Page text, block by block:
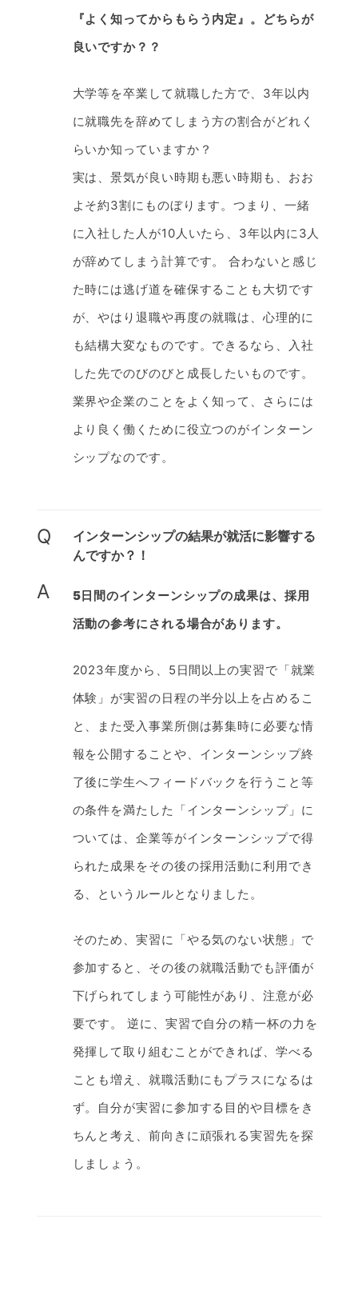
『よく知ってからもらう内定』。どちらが
良いですか？？
大学等を卒業して就職した方で、3年以内
に就職先を辞めてしまう方の割合がどれく
らいか知っていますか？
実は、景気が良い時期も悪い時期も、おお
よそ約3割にものぼります。つまり、一緒
に入社した人が10人いたら、3年以内に3人
が辞めてしまう計算です。 合わないと感じ
た時には逃げ道を確保することも大切です
が、やはり退職や再度の就職は、心理的に
も結構大変なものです。できるなら、入社
した先でのびのびと成長したいものです。
業界や企業のことをよく知って、さらには
より良く働くために役立つのがインターン
シップなのです。
Q
インターンシップの結果が就活に影響する
んですか？！
A
5日間のインターンシップの成果は、採用
活動の参考にされる場合があります。
2023年度から、5日間以上の実習で「就業
体験」が実習の日程の半分以上を占めるこ
と、また受入事業所側は募集時に必要な情
報を公開することや、インターンシップ終
了後に学生へフィードバックを行うこと等
の条件を満たした「インターンシップ」に
ついては、企業等がインターンシップで得
られた成果をその後の採用活動に利用でき
る、というルールとなりました。
そのため、実習に「やる気のない状態」で
参加すると、その後の就職活動でも評価が
下げられてしまう可能性があり、注意が必
要です。 逆に、実習で自分の精一杯の力を
発揮して取り組むことができれば、学べる
ことも増え、就職活動にもプラスになるは
ず。自分が実習に参加する目的や目標をき
ちんと考え、前向きに頑張れる実習先を探
しましょう。